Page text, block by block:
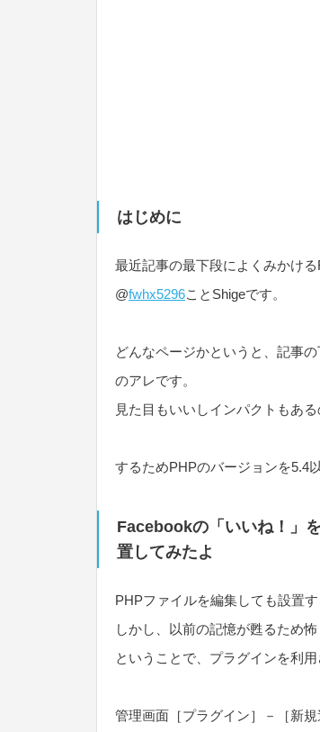
はじめに
最近記事の最下段によくみかけ
@fwhx5296ことShigeです。
どんなページかというと、記事
のアレです。
見た目もいいしインパクトもあ
するためPHPのバージョンを5.4
Facebookの「いいね！」
置してみたよ
PHPファイルを編集しても設置
しかし、以前の記憶が甦るため怖
ということで、プラグインを利用
管理画面［プラグイン］－［新